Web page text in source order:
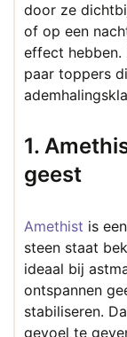
door ze
of op een
effect hebben.
paar toppers
1.
geest
Amethist is
steen staat
ideaal bij
ontspannen
stabiliseren.
gevoel te